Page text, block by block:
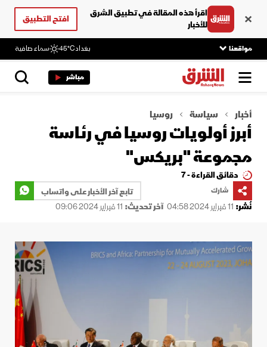
اقرأ هذه المقالة في تطبيق الشرق
للأخبار
افتح التطبيق
مواقعنا بغداد45°C سماء صافية
مباشر
أخبار سياسة روسيا
أبرز أولويات روسيا في رئاسة
مجموعة "بريكس"
دقائق القراءة - 7
شارك
تابع آخر الأخبار على واتساب
نُشر: 11 فبراير 2024 04:58 آخر تحديث: 11 فبراير 2024 09:06